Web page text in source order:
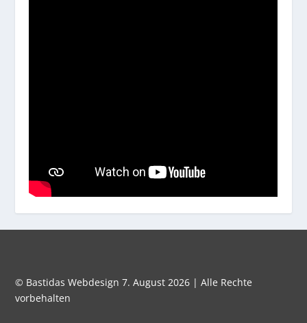
© Bastidas Webdesign 7. August 2026 | Alle Rechte
vorbehalten